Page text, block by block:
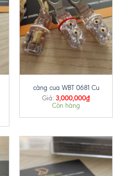
càng cua WBT 0681 Cu
Giá: 3,000,000₫
Còn hàng